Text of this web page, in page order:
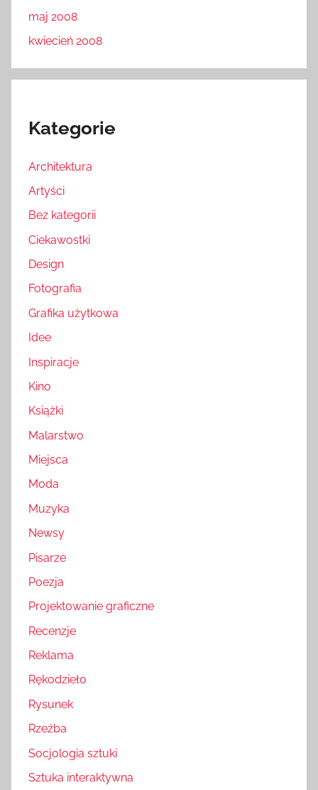
maj 2008
kwiecień 2008
Kategorie
Architektura
Artyści
Bez kategorii
Ciekawostki
Design
Fotografia
Grafika użytkowa
Idee
Inspiracje
Kino
Książki
Malarstwo
Miejsca
Moda
Muzyka
Newsy
Pisarze
Poezja
Projektowanie graficzne
Recenzje
Reklama
Rękodzieło
Rysunek
Rzeźba
Socjologia sztuki
Sztuka interaktywna